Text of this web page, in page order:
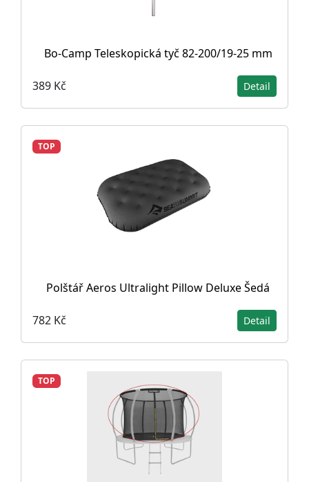
Bo-Camp Teleskopická tyč 82-200/19-25 mm
389 Kč Detail
TOP
Polštář Aeros Ultralight Pillow Deluxe Šedá
782 Kč Detail
TOP